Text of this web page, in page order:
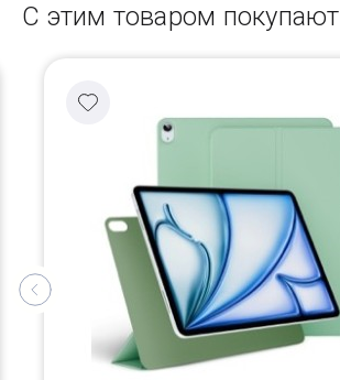
С этим товаром покупают